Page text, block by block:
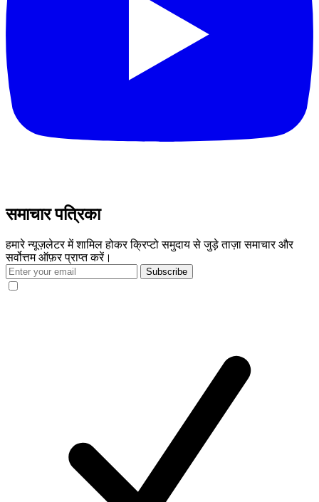
समाचार पत्रिका
हमारे न्यूज़लेटर में शामिल होकर क्रिप्टो समुदाय से जुड़े ताज़ा समाचार और
सर्वोत्तम ऑफ़र प्राप्त करें।
Subscribe